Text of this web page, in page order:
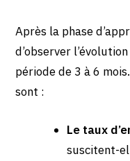
Après la phase
d’observer
période de 3 à 6
sont :
Le taux
suscitent-